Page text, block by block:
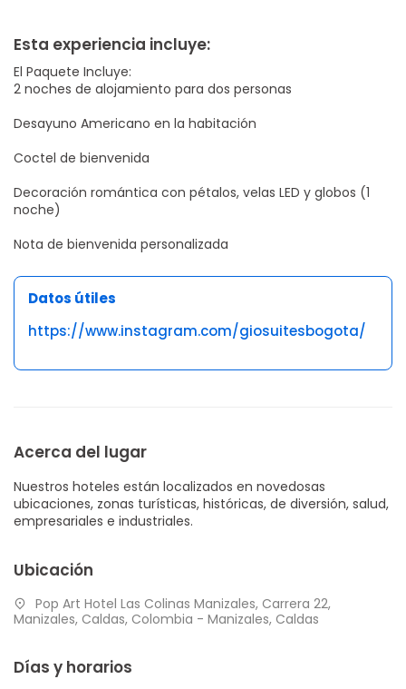
Esta experiencia incluye:
El Paquete Incluye:
2 noches de alojamiento para dos personas
Desayuno Americano en la habitación
Coctel de bienvenida
Decoración romántica con pétalos, velas LED y globos (1
noche)
Nota de bienvenida personalizada
Datos útiles
https://www.instagram.com/giosuitesbogota/
Acerca del lugar
Nuestros hoteles están localizados en novedosas
ubicaciones, zonas turísticas, históricas, de diversión, salud,
empresariales e industriales.
Ubicación
Pop Art Hotel Las Colinas Manizales, Carrera 22,
Manizales, Caldas, Colombia - Manizales, Caldas
Días y horarios